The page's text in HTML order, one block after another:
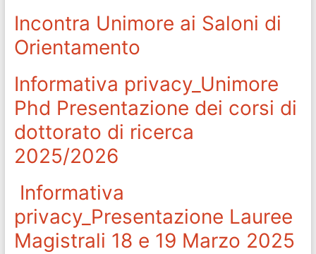
Incontra Unimore ai Saloni di
Orientamento
Informativa privacy_Unimore
Phd Presentazione dei corsi di
dottorato di ricerca
2025/2026
Informativa
privacy_Presentazione Lauree
Magistrali 18 e 19 Marzo 2025